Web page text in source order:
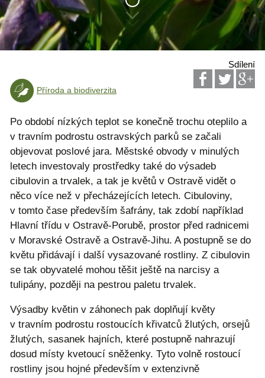
Sdílení
Příroda a biodiverzita
Po období nízkých teplot se konečně trochu oteplilo a
v travním podrostu ostravských parků se začali
objevovat poslové jara. Městské obvody v minulých
letech investovaly prostředky také do výsadeb
cibulovin a trvalek, a tak je květů v Ostravě vidět o
něco více než v přecházejících letech. Cibuloviny,
v tomto čase především šafrány, tak zdobí například
Hlavní třídu v Ostravě-Porubě, prostor před radnicemi
v Moravské Ostravě a Ostravě-Jihu. A postupně se do
květu přidávají i další vysazované rostliny. Z cibulovin
se tak obyvatelé mohou těšit ještě na narcisy a
tulipány, později na pestrou paletu trvalek.
Výsadby květin v záhonech pak doplňují květy
v travním podrostu rostoucích křivatců žlutých, orsejů
žlutých, sasanek hajních, které postupně nahrazují
dosud místy kvetoucí sněženky. Tyto volně rostoucí
rostliny jsou hojné především v extenzivně